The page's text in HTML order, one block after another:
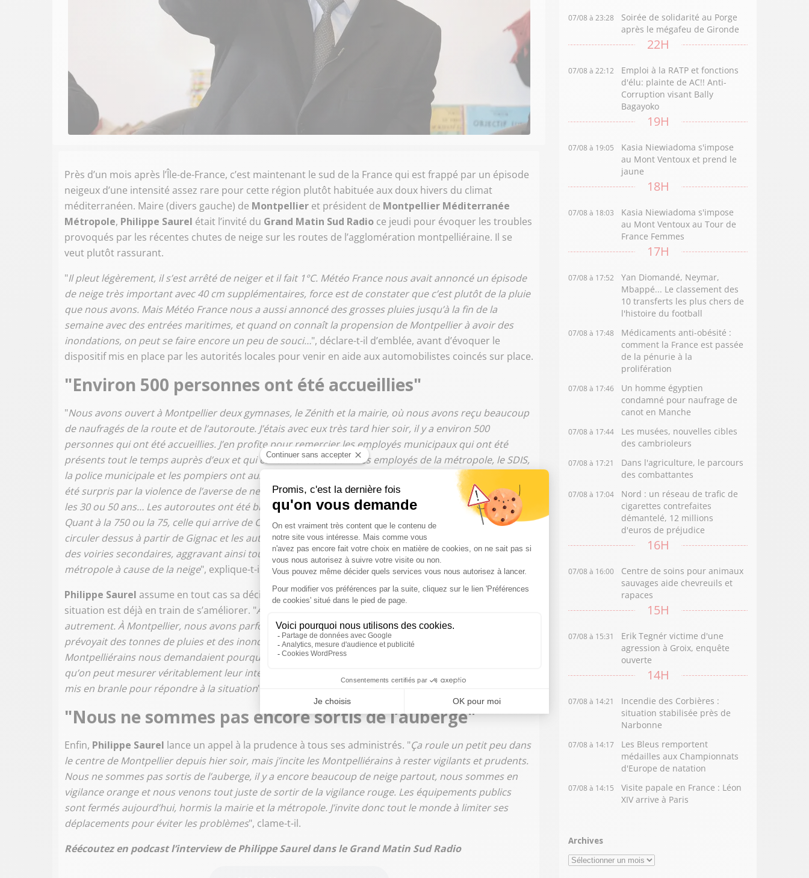
Près d’un mois après l’Île-de-France, c’est maintenant le sud de la France qui est frappé par un épisode
neigeux d’une intensité assez rare pour cette région plutôt habituée aux doux hivers du climat
méditerranéen. Maire (divers gauche) de Montpellier et président de Montpellier Méditerranée
Métropole, Philippe Saurel était l’invité du Grand Matin Sud Radio ce jeudi pour évoquer les troubles
provoqués par les récentes chutes de neige sur les routes de l’agglomération montpelliéraine. Il se
veut plutôt rassurant.
"Il pleut légèrement, il s’est arrêté de neiger et il fait 1°C. Météo France nous avait annoncé un épisode
de neige très important avec 40 cm supplémentaires, force est de constater que c’est plutôt de la pluie
que nous avons. Mais Météo France nous a aussi annoncé des grosses pluies jusqu’à la fin de la
semaine avec des entrées maritimes, et quand on connaît la propension de Montpellier à avoir des
inondations, on peut se faire encore un peu de souci…", déclare-t-il d’emblée, avant d’évoquer le
dispositif mis en place par les autorités locales pour venir en aide aux automobilistes coincés sur place.
"Environ 500 personnes ont été accueillies"
"Nous avons ouvert à Montpellier deux gymnases, le Zénith et la mairie, où nous avons reçu beaucoup
de naufragés de la route et de l’autoroute. J’étais avec eux très tard hier soir, il y a environ 500
personnes qui ont été accueillies. J’en profite pour remercier les employés municipaux qui ont été
présents tout le temps auprès d’eux et qui continuent ce matin. Les employés de la métropole, le SDIS,
la police municipale et les pompiers ont aussi fait un travail remarquable. (…) Les automobilistes ont
été surpris par la violence de l’averse de neige. Il est rare qu’il neige autant à Montpellier, ça arrive tous
les 30 ou 50 ans… Les autoroutes ont été bloquées, notamment entre Orange et Narbonne pour l’A9.
Quant à la 750 ou la 75, celle qui arrive de Clermont-Ferrand par le viaduc de Millau, on ne pouvait plus
circuler dessus à partir de Gignac et les automobilistes – surtout les poids lourds – ont été déviés sur
des voiries secondaires, aggravant ainsi tous les accidents de circulation qui existaient déjà dans la
métropole à cause de la neige", explique-t-il.
Philippe Saurel assume en tout cas sa décision d’avoir employé les grands moyens, alors même que la
situation est déjà en train de s’améliorer. "Après coup, on peut toujours dire qu’il aurait fallu faire
autrement. À Montpellier, nous avons parfois fermé des équipements publics parce qu’on nous
prévoyait des tonnes de pluies et des inondations. Finalement, il tombait trois gouttes et les
Montpelliérains nous demandaient pourquoi nous avions fait ça… C’est souvent après les événements
qu’on peut mesurer véritablement leur intensité. Ce qui est sûr, c’est que l’ensemble des secours s’est
mis en branle pour répondre à la situation", indique-t-il.
"Nous ne sommes pas encore sortis de l’auberge"
Enfin, Philippe Saurel lance un appel à la prudence à tous ses administrés. "Ça roule un petit peu dans
le centre de Montpellier depuis hier soir, mais j’incite les Montpelliérains à rester vigilants et prudents.
Nous ne sommes pas sortis de l’auberge, il y a encore beaucoup de neige partout, nous sommes en
vigilance orange et nous venons tout juste de sortir de la vigilance rouge. Les équipements publics
sont fermés aujourd’hui, hormis la mairie et la métropole. J’invite donc tout le monde à limiter ses
déplacements pour éviter les problèmes", clame-t-il.
Réécoutez en podcast l’interview de Philippe Saurel dans le Grand Matin Sud Radio
07/08 à 23:28
Soirée de solidarité au Porge
après le mégafeu de Gironde
22H
07/08 à 22:12
Emploi à la RATP et fonctions
d'élu: plainte de AC!! Anti-
Corruption visant Bally
Bagayoko
19H
07/08 à 19:05
Kasia Niewiadoma s'impose
au Mont Ventoux et prend le
jaune
18H
07/08 à 18:03
Kasia Niewiadoma s'impose
au Mont Ventoux au Tour de
France Femmes
17H
07/08 à 17:52
Yan Diomandé, Neymar,
Mbappé... Le classement des
10 transferts les plus chers de
l'histoire du football
07/08 à 17:48
Médicaments anti-obésité :
comment la France est passée
de la pénurie à la
prolifération
07/08 à 17:46
Un homme égyptien
condamné pour naufrage de
canot en Manche
07/08 à 17:44
Les musées, nouvelles cibles
des cambrioleurs
07/08 à 17:21
Dans l'agriculture, le parcours
des combattantes
07/08 à 17:04
Nord : un réseau de trafic de
cigarettes contrefaites
démantelé, 12 millions
d'euros de préjudice
16H
07/08 à 16:00
Centre de soins pour animaux
sauvages aide chevreuils et
rapaces
15H
07/08 à 15:31
Erik Tegnér victime d'une
agression à Groix, enquête
ouverte
14H
07/08 à 14:21
Incendie des Corbières :
situation stabilisée près de
Narbonne
07/08 à 14:17
Les Bleus remportent
médailles aux Championnats
d'Europe de natation
07/08 à 14:15
Visite papale en France : Léon
XIV arrive à Paris
Archives
Archives